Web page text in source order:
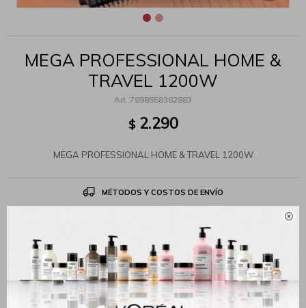

MEGA PROFESSIONAL HOME &
TRAVEL 1200W
7898558382883
$ 2.290
MEGA PROFESSIONAL HOME & TRAVEL 1200W
MÉTODOS Y COSTOS DE ENVÍO
Productos que te pueden interesar